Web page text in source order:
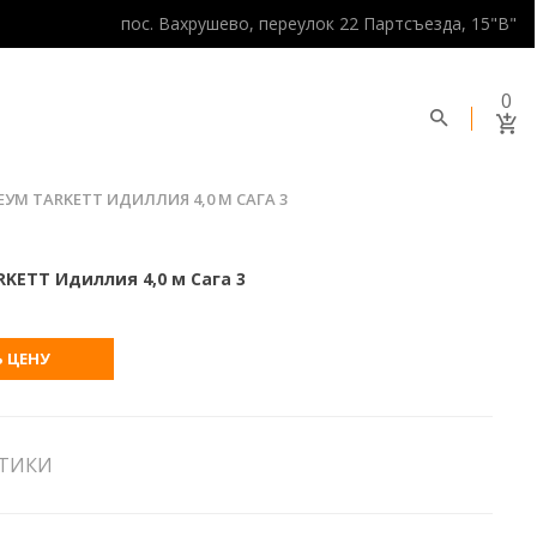
пос. Вахрушево, переулок 22 Партсъезда, 15"В"
0
TARKETT ИДИЛЛИЯ 4,0 М САГА 3
Идиллия 4,0 м Сага 3
ЦЕНУ